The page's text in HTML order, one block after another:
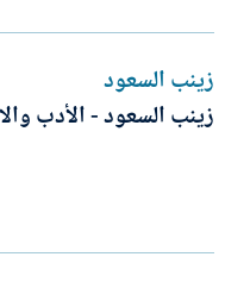
زينب السعود
زينب السعود - الأدب